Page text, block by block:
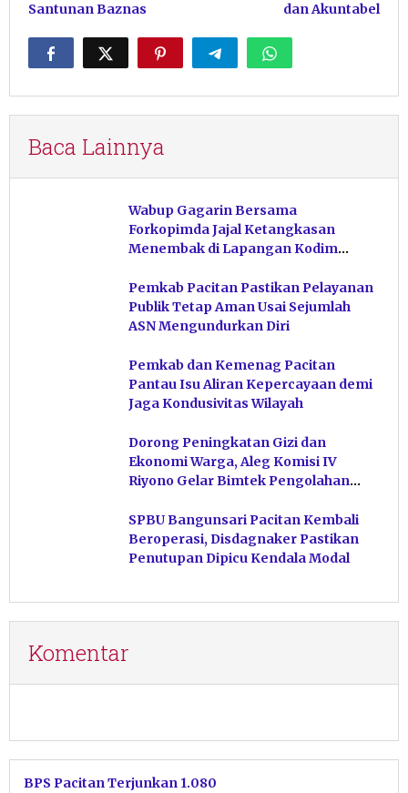
Santunan Baznas
dan Akuntabel
Baca Lainnya
Wabup Gagarin Bersama
Forkopimda Jajal Ketangkasan
Menembak di Lapangan Kodim
Pemkab Pacitan Pastikan Pelayanan
Publik Tetap Aman Usai Sejumlah
ASN Mengundurkan Diri
Pemkab dan Kemenag Pacitan
Pantau Isu Aliran Kepercayaan demi
Jaga Kondusivitas Wilayah
Dorong Peningkatan Gizi dan
Ekonomi Warga, Aleg Komisi IV
Riyono Gelar Bimtek Pengolahan
SPBU Bangunsari Pacitan Kembali
Beroperasi, Disdagnaker Pastikan
Penutupan Dipicu Kendala Modal
Komentar
BPS Pacitan Terjunkan 1.080